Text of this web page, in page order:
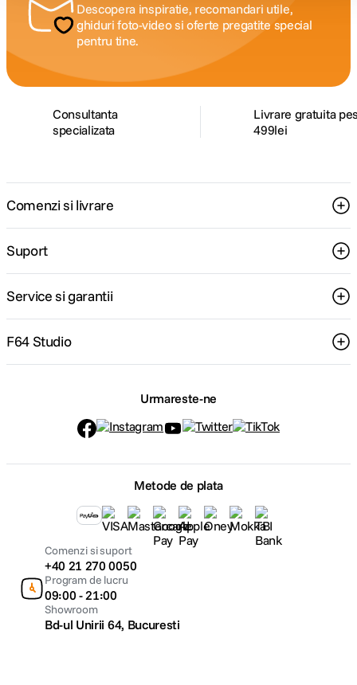
Descopera inspiratie, recomandari utile,
ghiduri foto-video si oferte pregatite special
pentru tine.
Consultanta
specializata
Livrare gratuita
499lei
Comenzi si livrare
Suport
Service si garantii
F64 Studio
Urmareste-ne
Metode de plata
Comenzi si suport
+40 21 270 0050
Program de lucru
09:00 - 21:00
Showroom
Bd-ul Unirii 64, Bucuresti